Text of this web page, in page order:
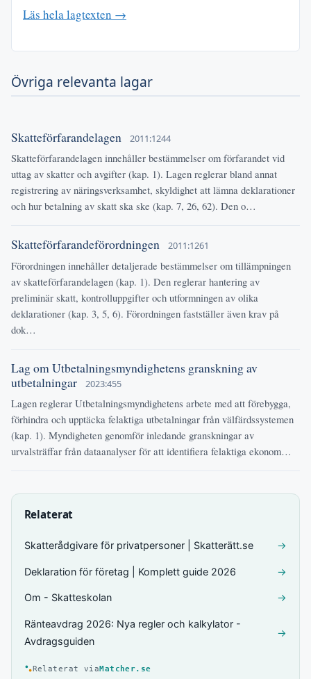
Läs hela lagtexten →
Övriga relevanta lagar
Skatteförfarandelagen 2011:1244
Skatteförfarandelagen innehåller bestämmelser om förfarandet vid
uttag av skatter och avgifter (kap. 1). Lagen reglerar bland annat
registrering av näringsverksamhet, skyldighet att lämna deklarationer
och hur betalning av skatt ska ske (kap. 7, 26, 62). Den o…
Skatteförfarandeförordningen 2011:1261
Förordningen innehåller detaljerade bestämmelser om tillämpningen
av skatteförfarandelagen (kap. 1). Den reglerar hantering av
preliminär skatt, kontrolluppgifter och utformningen av olika
deklarationer (kap. 3, 5, 6). Förordningen fastställer även krav på
dok…
Lag om Utbetalningsmyndighetens granskning av
utbetalningar
2023:455
Lagen reglerar Utbetalningsmyndighetens arbete med att förebygga,
förhindra och upptäcka felaktiga utbetalningar från välfärdssystemen
(kap. 1). Myndigheten genomför inledande granskningar av
urvalsträffar från dataanalyser för att identifiera felaktiga ekonom…
Relaterat
Skatterådgivare för privatpersoner | Skatterätt.se →
Deklaration för företag | Komplett guide 2026 →
Om - Skatteskolan →
Ränteavdrag 2026: Nya regler och kalkylator -
Avdragsguiden
→
Relaterat viaMatcher.se